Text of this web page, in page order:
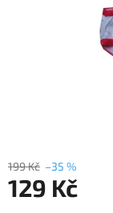
199 Kč –35 %
129 Kč